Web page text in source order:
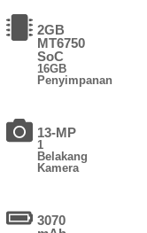
2GB
MT6750
SoC
16GB
Penyimpanan
13-MP
1
Belakang
Kamera
3070